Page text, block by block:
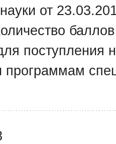
от
поступления
программам